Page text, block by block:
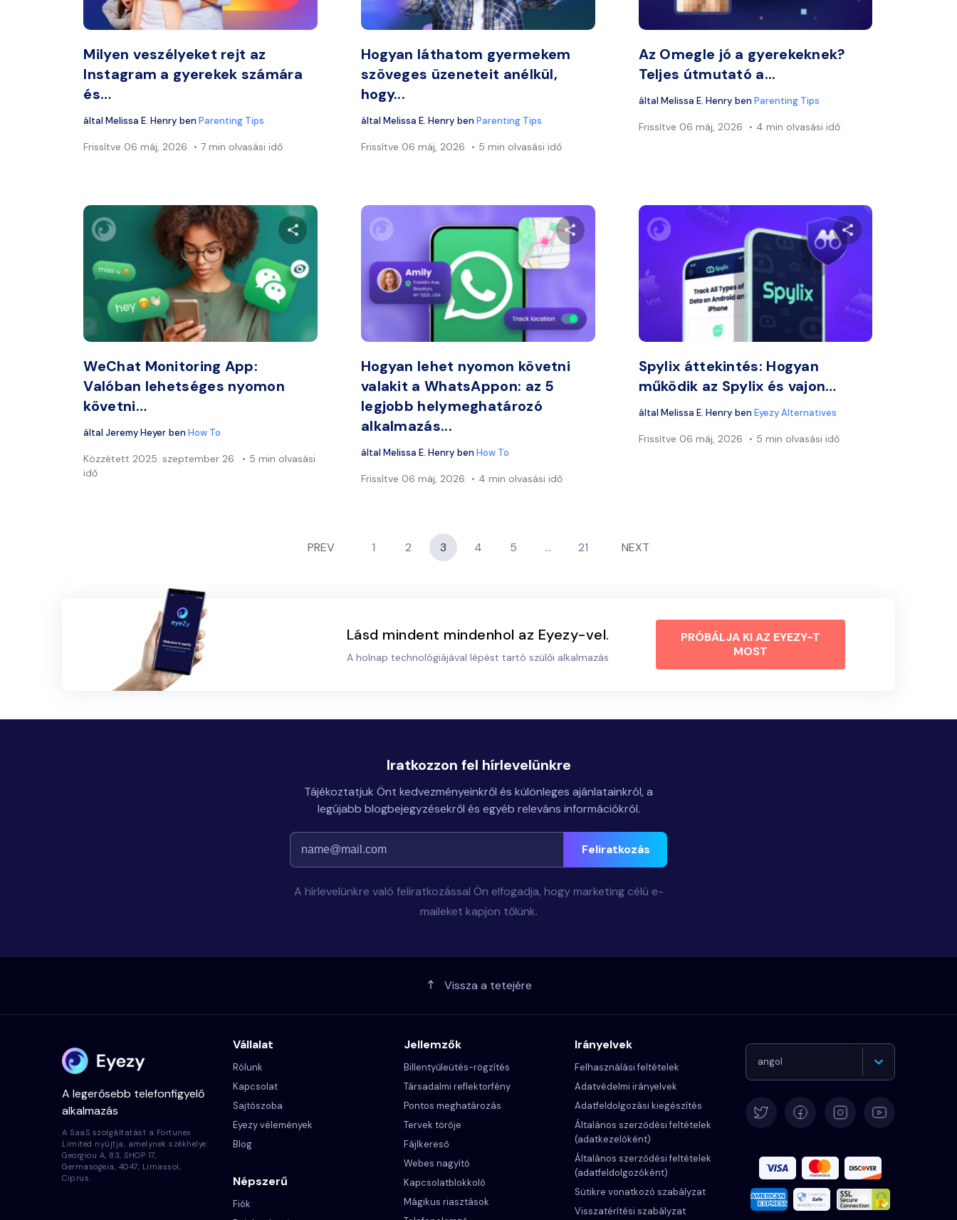
Twitter Facebook Link másolása
Milyen veszélyeket rejt az
Instagram a gyerekek számára
és…
általMelissa E. Henry benParenting Tips
Frissítve 06 máj, 2026 7 min olvasási idő
Link másolása
Hogyan láthatom gyermekem
szöveges üzeneteit anélkül,
hogy...
által Melissa E. Henry ben Parenting Tips
Frissítve 06 máj, 2026 5 min olvasási idő
Az Omegle jó a gyerekeknek?
Teljes útmutató a...
által Melissa E. Henry ben Parenting Tips
Frissítve 06 máj, 2026 4 min olvasási idő
Ossza meg ezt a cikket
WeChat Monitoring App:
Valóban lehetséges nyomon
követni…
általJeremy Heyer benHow To
Közzétett 2025. szeptember 26.
5 min olvasási
idő
Ossza meg ezt a cikket
Twitter Link másolása
Hogyan lehet nyomon követni
valakit a WhatsAppon: az 5
legjobb helymeghatározó
alkalmazás...
által Melissa E. Henry ben How To
Frissítve 06 máj, 2026 4 min olvasási idő
Ossza meg ezt a
Spylix áttekintés: Hogyan
működik az Spylix és vajon…
által Melissa E. Henry ben Eyezy Alternatives
Frissítve 06 máj, 2026 5 min olvasási idő
PREV 1 2 3 4 5 … 21 NEXT
Lásd mindent mindenhol az Eyezy-vel.
A holnap technológiájával lépést tartó szülői alkalmazás
PRÓBÁLJA KI AZ EYEZY-T
MOST
Iratkozzon fel hírlevelünkre
Tájékoztatjuk Önt kedvezményeinkről és különleges ajánlatainkról, a
legújabb blogbejegyzésekről és egyéb releváns információkról.
Feliratkozás
A hírlevelünkre való feliratkozással Ön elfogadja, hogy marketing célú e-
maileket kapjon tőlünk.
Vissza a tetejére
A legerősebb telefonfigyelő
alkalmazás
A SaaS szolgáltatást a Fortunex
Limited nyújtja, amelynek székhelye:
Georgiou A, 83, SHOP 17,
Germasogeia, 4047, Limassol,
Ciprus.
Vállalat
Rólunk
Kapcsolat
Sajtószoba
Eyezy vélemények
Blog
Népszerű
Fiók
Jellemzők
Billentyűleütés-rögzítés
Társadalmi reflektorfény
Pontos meghatározás
Tervek törője
Fájlkereső
Webes nagyító
Kapcsolatblokkoló
Mágikus riasztások
Irányelvek
Felhasználási feltételek
Adatvédelmi irányelvek
Adatfeldolgozási kiegészítés
Általános szerződési feltételek
(adatkezelőként)
Általános szerződési feltételek
(adatfeldolgozóként)
Sütikre vonatkozó szabályzat
Visszatérítési szabályzat
angol
Francia